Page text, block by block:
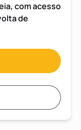
com acesso
de